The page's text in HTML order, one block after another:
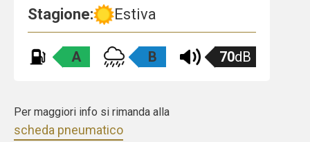
Stagione: Estiva
A B 70dB
Per maggiori info si rimanda alla
scheda pneumatico